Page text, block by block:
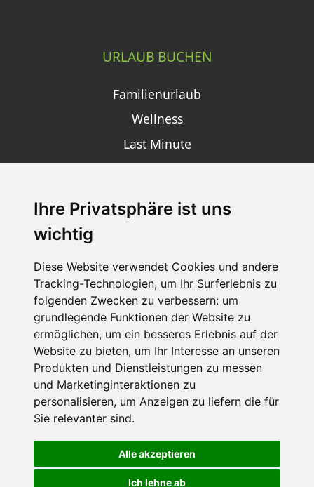
Ihre Privatsphäre ist uns
wichtig
Diese Website verwendet Cookies und andere
Tracking-Technologien, um Ihr Surferlebnis zu
folgenden Zwecken zu verbessern: um
grundlegende Funktionen der Website zu
ermöglichen, um ein besseres Erlebnis auf der
Website zu bieten, um Ihr Interesse an unseren
Produkten und Dienstleistungen zu messen
und Marketinginteraktionen zu
personalisieren, um Anzeigen zu liefern die für
Sie relevanter sind.
Alle akzeptieren
Ich lehne ab
URLAUB BUCHEN
Familienurlaub
Wellness
Last Minute
SCHNEEHÖHEN SKI APP
Die Schneehoehen Ski APP für iOS und Android - Ein
Muss für alle Wintersportler und Schneefreaks!
Impressum
Datenschutz
Nutzungsbedingungen
Portale
FAQ Newsletter Mediadaten
©2026 Schneemenschen GmbH